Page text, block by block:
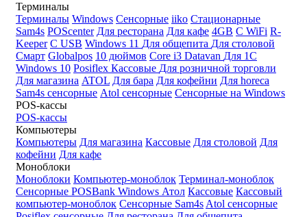
Терминалы
Терминалы Windows Сенсорные iiko Стационарные
Sam4s POScenter Для ресторана Для кафе 4GB С WiFi R-
Keeper С USB Windows 11 Для общепита Для столовой
Смарт Globalpos 10 дюймов Core i3 Datavan Для 1С
Windows 10 Posiflex Кассовые Для розничной торговли
Для магазина ATOL Для бара Для кофейни Для horeca
Sam4s сенсорные Atol сенсорные Сенсорные на Windows
POS-кассы
POS-кассы
Компьютеры
Компьютеры Для магазина Кассовые Для столовой Для
кофейни Для кафе
Моноблоки
Моноблоки Компьютер-моноблок Терминал-моноблок
Сенсорные POSBank Windows Атол Кассовые Кассовый
компьютер-моноблок Сенсорные Sam4s Atol сенсорные